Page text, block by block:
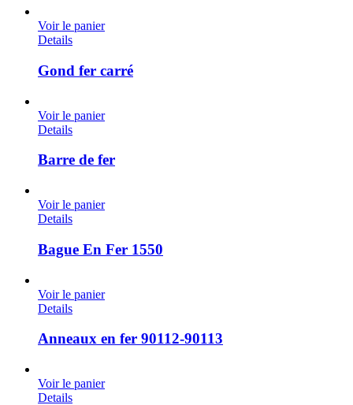
Voir le panier
Details
Gond fer carré
Voir le panier
Details
Barre de fer
Voir le panier
Details
Bague En Fer 1550
Voir le panier
Details
Anneaux en fer 90112-90113
Voir le panier
Details